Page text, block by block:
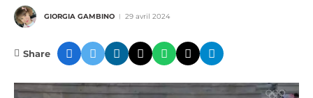
GIORGIA GAMBINO 29 avril 2024
Share